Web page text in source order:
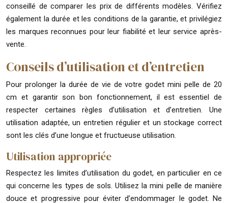
conseillé de comparer les prix de différents modèles. Vérifiez
également la durée et les conditions de la garantie, et privilégiez
les marques reconnues pour leur fiabilité et leur service après-
vente.
Conseils d’utilisation et d’entretien
Pour prolonger la durée de vie de votre godet mini pelle de 20
cm et garantir son bon fonctionnement, il est essentiel de
respecter certaines règles d’utilisation et d’entretien. Une
utilisation adaptée, un entretien régulier et un stockage correct
sont les clés d’une longue et fructueuse utilisation.
Utilisation appropriée
Respectez les limites d’utilisation du godet, en particulier en ce
qui concerne les types de sols. Utilisez la mini pelle de manière
douce et progressive pour éviter d’endommager le godet. Ne